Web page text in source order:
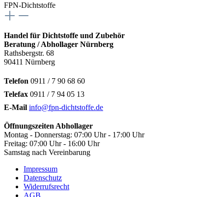
FPN-Dichtstoffe
Handel für Dichtstoffe und Zubehör
Beratung / Abhollager Nürnberg
Rathsbergstr. 68
90411 Nürnberg
Telefon 0911 / 7 90 68 60
Telefax 0911 / 7 94 05 13
E-Mail info@fpn-dichtstoffe.de
Öffnungszeiten Abhollager
Montag - Donnerstag: 07:00 Uhr - 17:00 Uhr
Freitag: 07:00 Uhr - 16:00 Uhr
Samstag nach Vereinbarung
Impressum
Datenschutz
Widerrufsrecht
AGB